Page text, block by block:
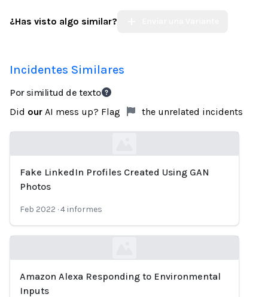
¿Has visto algo similar?
Incidentes Similares
Por similitud de texto
Did our AI mess up? Flag the unrelated incidents
Loading...
Fake LinkedIn Profiles Created Using GAN
Photos
Feb 2022 ·4 informes
Loading...
Amazon Alexa Responding to Environmental
Inputs